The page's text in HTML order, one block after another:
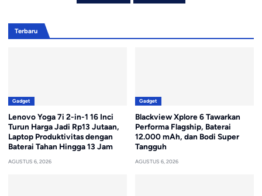
Terbaru
Gadget
Lenovo Yoga 7i 2-in-1 16 Inci
Turun Harga Jadi Rp13 Jutaan,
Laptop Produktivitas dengan
Baterai Tahan Hingga 13 Jam
AGUSTUS 6, 2026
Gadget
Blackview Xplore 6 Tawarkan
Performa Flagship, Baterai
12.000 mAh, dan Bodi Super
Tangguh
AGUSTUS 6, 2026